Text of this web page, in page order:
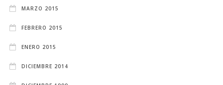
MARZO 2015
FEBRERO 2015
ENERO 2015
DICIEMBRE 2014